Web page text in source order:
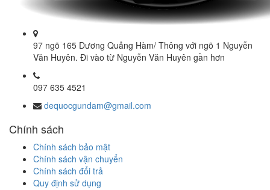
97 ngõ 165 Dương Quảng Hàm/ Thông với ngõ 1 Nguyễn
Văn Huyên. Đi vào từ Nguyễn Văn Huyên gần hơn
097 635 4521
dequocgundam@gmail.com
Chính sách
Chính sách bảo mật
Chính sách vận chuyển
Chính sách đổi trả
Quy định sử dụng